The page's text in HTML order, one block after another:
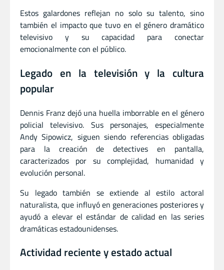
Estos galardones reflejan no solo su talento, sino
también el impacto que tuvo en el género dramático
televisivo y su capacidad para conectar
emocionalmente con el público.
Legado en la televisión y la cultura
popular
Dennis Franz dejó una huella imborrable en el género
policial televisivo. Sus personajes, especialmente
Andy Sipowicz, siguen siendo referencias obligadas
para la creación de detectives en pantalla,
caracterizados por su complejidad, humanidad y
evolución personal.
Su legado también se extiende al estilo actoral
naturalista, que influyó en generaciones posteriores y
ayudó a elevar el estándar de calidad en las series
dramáticas estadounidenses.
Actividad reciente y estado actual